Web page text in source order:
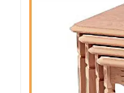
Tornalı Ahşap
Ham Ahşap
Ham Ahşap